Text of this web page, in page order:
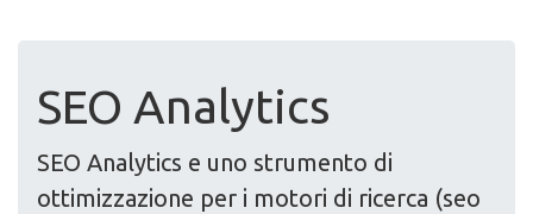
SEO Analytics
SEO Analytics e uno strumento di
ottimizzazione per i motori di ricerca (seo